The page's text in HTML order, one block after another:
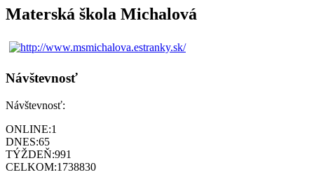
Materská škola Michalová
Návštevnosť
Návštevnosť:
ONLINE:1
DNES:65
TÝŽDEŇ:991
CELKOM:1738830